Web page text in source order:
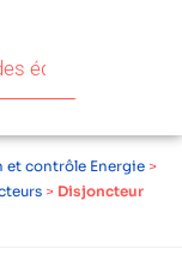
et contrôle Energie >
> Disjoncteur